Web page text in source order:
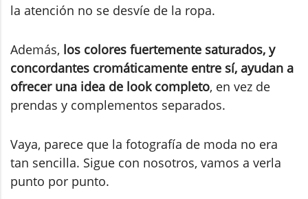
la atención no se desvíe de la ropa.
Además, los colores fuertemente saturados, y
concordantes cromáticamente entre sí, ayudan a
ofrecer una idea de look completo, en vez de
prendas y complementos separados.
Vaya, parece que la fotografía de moda no era
tan sencilla. Sigue con nosotros, vamos a verla
punto por punto.